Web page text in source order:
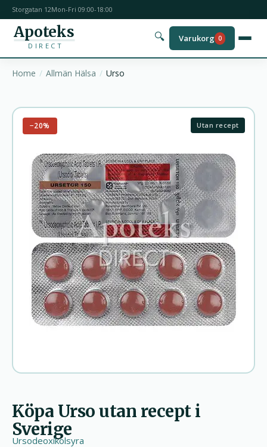
Storgatan 12Mon-Fri 09:00-18:00
Apoteks
DIRECT
🔍 Varukorg 0
Home Allmän Hälsa Urso
−20% Utan recept
Köpa Urso utan recept i
Sverige
Ursodeoxikolsyra